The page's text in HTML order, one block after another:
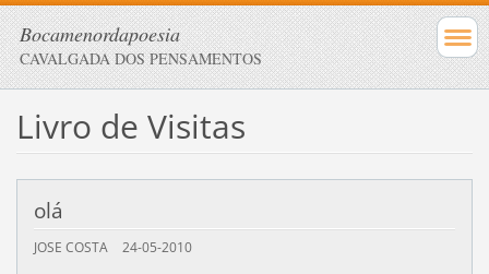
Bocamenordapoesia
CAVALGADA DOS PENSAMENTOS
Livro de Visitas
olá
JOSE COSTA 24-05-2010